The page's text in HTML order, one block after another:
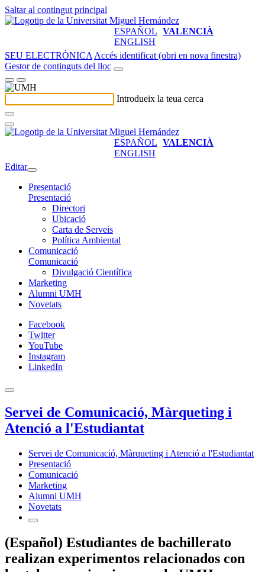
Saltar al contingut principal
ESPAÑOL VALENCIÀ
ENGLISH
SEU ELECTRÒNICA Accés identificat (obri en nova finestra)
Gestor de continguts del lloc
Introdueix la teua cerca
ESPAÑOL VALENCIÀ
ENGLISH
Editar
Presentació
Presentació
Directori
Ubicació
Carta de Serveis
Política Ambiental
Comunicació
Comunicació
Divulgació Científica
Marketing
Alumni UMH
Novetats
Facebook
Twitter
YouTube
Instagram
LinkedIn
Servei de Comunicació, Màrqueting i
Atenció a l'Estudiantat
Servei de Comunicació, Màrqueting i Atenció a l'Estudiantat
Presentació
Comunicació
Marketing
Alumni UMH
Novetats
(Español) Estudiantes de bachillerato
realizan experimentos relacionados con